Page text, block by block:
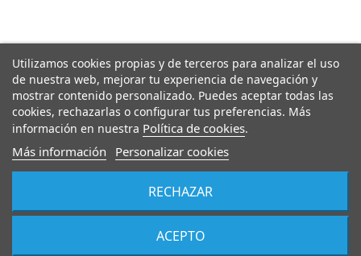
Utilizamos cookies propias y de terceros para analizar el uso
de nuestra web, mejorar tu experiencia de navegación y
mostrar contenido personalizado. Puedes aceptar todas las
cookies, rechazarlas o configurar tus preferencias. Más
información en nuestra Política de cookies.
Más información Personalizar cookies
RECHAZAR
ACEPTO